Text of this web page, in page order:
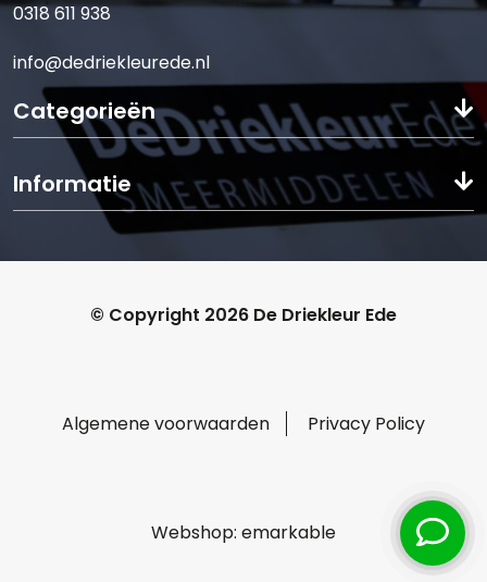
0318 611 938
info@dedriekleurede.nl
Categorieën
Informatie
© Copyright 2026 De Driekleur Ede
Algemene voorwaarden Privacy Policy
Webshop: emarkable